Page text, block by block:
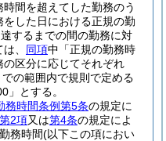
間を超えてした勤務のう
した日における正規の勤
するまでの間の勤務に対
、 同項中「正規の勤務時
区分に応じてそれぞれ
の範囲内で規則で定める
」とする。
務時間条例第5条の規定に
2項又は第4条の規定によ
務時間(以下この項におい